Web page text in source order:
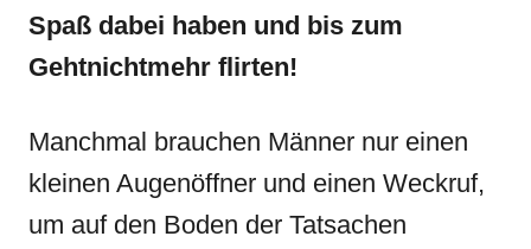
Spaß dabei haben und bis zum
Gehtnichtmehr flirten!
Manchmal brauchen Männer nur einen
kleinen Augenöffner und einen Weckruf,
um auf den Boden der Tatsachen